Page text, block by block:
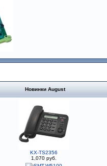
Новинки August
KX-TS2356
1,070 руб.